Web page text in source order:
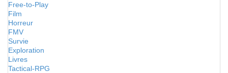
Free-to-Play
Film
Horreur
FMV
Survie
Exploration
Livres
Tactical-RPG